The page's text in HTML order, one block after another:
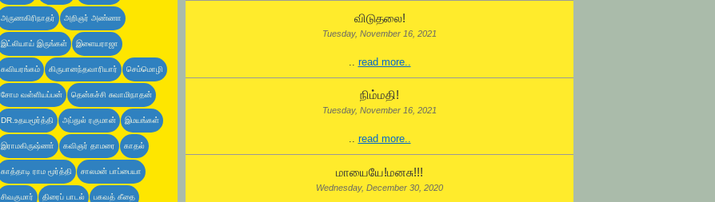
அருணகிரிநாதர் அறிஞர் அண்ணா
இட்லியாய் இருங்கள் இளையராஜா
கவியரங்கம் கிருபானந்தவாரியார் செம்மொழி
சோம வள்ளியப்பன் தென்கச்சி சுவாமிநாதன்
DR.உதயமூர்த்தி அப்துல் ரகுமான் இமயங்கள்
இராமகிருஷ்ணா் கவிஞர் தாமரை காதல்
காத்தாடி ராம மூர்த்தி சாலமன் பாப்பையா
சிவகுமார் திரைப் பாடல் பகவத் கீதை
விடுதலை!
Tuesday, November 16, 2021
.. read more..
நிம்மதி!
Tuesday, November 16, 2021
.. read more..
மாயையே!மனசு!!!
Wednesday, December 30, 2020